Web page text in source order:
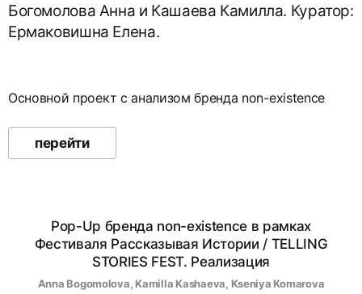
Богомолова Анна и Кашаева Камилла. Куратор:
Ермаковишна Елена.
Основной проект с анализом бренда non-existence
перейти
Pop-Up бренда non-existence в рамках
Фестиваля Рассказывая Истории / TELLING
STORIES FEST. Реализация
Anna Bogomolova, Kamilla Kashaeva, Kseniya Komarova